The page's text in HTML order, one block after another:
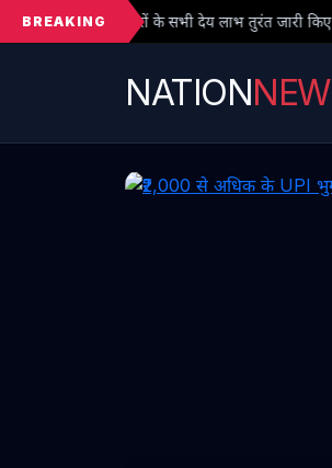
BREAKING
देय लाभ तुरंत जारी किए जाएं ● फर्जी PhD
NATION